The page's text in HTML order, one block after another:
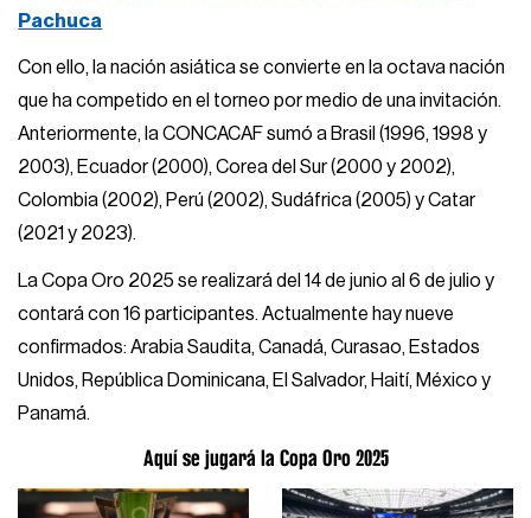
Pachuca
Con ello, la nación asiática se convierte en la octava nación
que ha competido en el torneo por medio de una invitación.
Anteriormente, la CONCACAF sumó a Brasil (1996, 1998 y
2003), Ecuador (2000), Corea del Sur (2000 y 2002),
Colombia (2002), Perú (2002), Sudáfrica (2005) y Catar
(2021 y 2023).
La Copa Oro 2025 se realizará del 14 de junio al 6 de julio y
contará con 16 participantes. Actualmente hay nueve
confirmados: Arabia Saudita, Canadá, Curasao, Estados
Unidos, República Dominicana, El Salvador, Haití, México y
Panamá.
Aquí se jugará la Copa Oro 2025